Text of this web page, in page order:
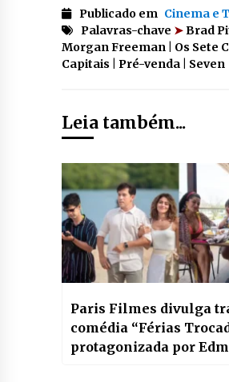
Publicado em Cinema e
Palavras-chave ➤Brad
Morgan Freeman | Os Sete
Capitais | Pré-venda | Seven
Leia também...
Paris Filmes divulga
comédia “Férias
protagonizada por